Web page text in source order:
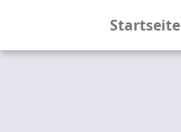
Startseite